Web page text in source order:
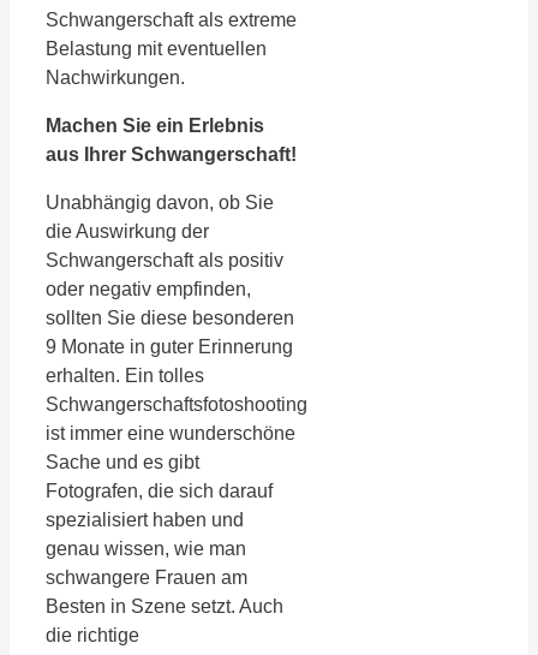
Schwangerschaft als extreme
Belastung mit eventuellen
Nachwirkungen.
Machen Sie ein Erlebnis
aus Ihrer Schwangerschaft!
Unabhängig davon, ob Sie
die Auswirkung der
Schwangerschaft als positiv
oder negativ empfinden,
sollten Sie diese besonderen
9 Monate in guter Erinnerung
erhalten. Ein tolles
Schwangerschaftsfotoshooting
ist immer eine wunderschöne
Sache und es gibt
Fotografen, die sich darauf
spezialisiert haben und
genau wissen, wie man
schwangere Frauen am
Besten in Szene setzt. Auch
die richtige